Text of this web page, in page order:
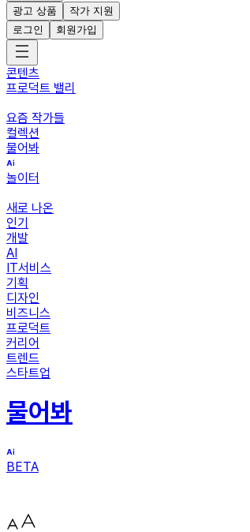
광고 상품
작가 지원
로그인
회원가입
콘텐츠
프로덕트 밸리
요즘 작가들
컬렉션
물어봐
놀이터
새로 나온
인기
개발
AI
IT서비스
기획
디자인
비즈니스
프로덕트
커리어
트렌드
스타트업
물어봐
BETA